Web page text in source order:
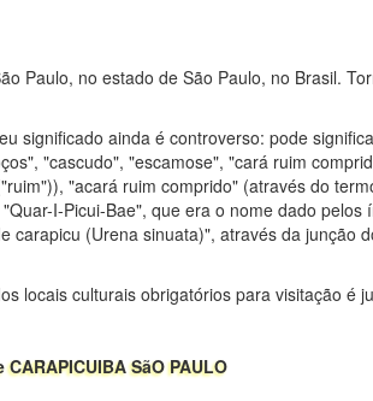
Paulo, no estado de São Paulo, no Brasil.
significado ainda é controverso: pode
"cascudo", "escamose", "cará ruim
"acará ruim comprido" (através do
I-Picui-Bae", que era o nome dado pelos
carapicu (Urena sinuata)", através da junção
locais culturais obrigatórios para visitação é
SãO PAULO